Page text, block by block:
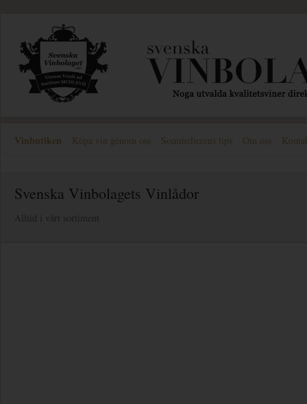
Vinbutiken Köpa vin genom oss Sommelierens tips Om oss
Svenska Vinbolagets Vinlådor
Alltid i vårt sortiment